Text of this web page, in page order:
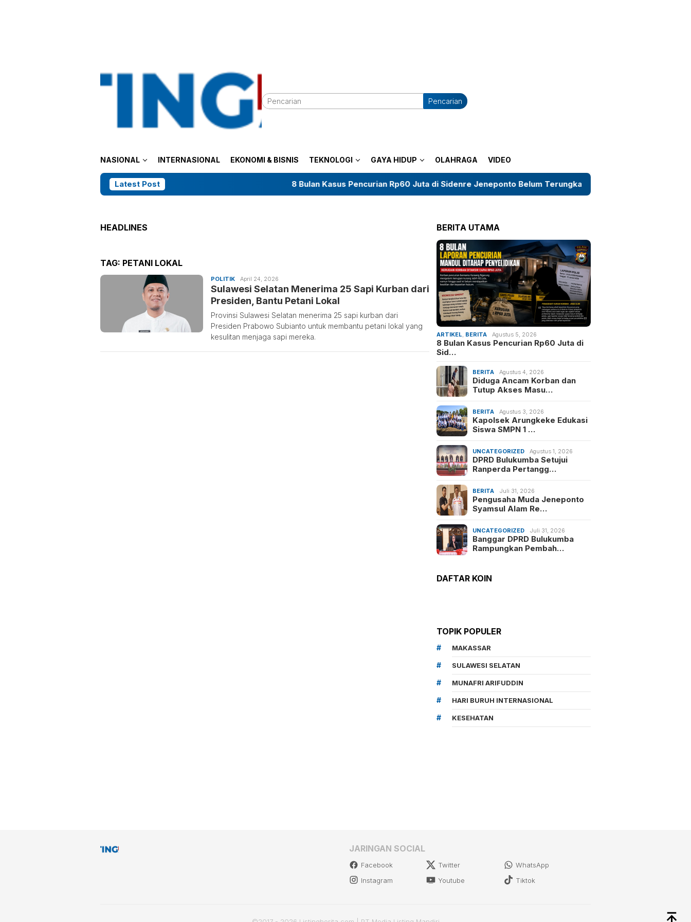
Pencarian
NASIONAL INTERNASIONAL EKONOMI & BISNIS TEKNOLOGI GAYA HIDUP OLAHRAGA VIDEO
Latest Post 8 Bulan Kasus Pencurian Rp60 Juta di Sidenre Jeneponto Belum Terungkap, Korban Pertanyakan
HEADLINES
TAG: PETANI LOKAL
POLITIK April 24, 2026
Sulawesi Selatan Menerima 25 Sapi Kurban dari
Presiden, Bantu Petani Lokal
Provinsi Sulawesi Selatan menerima 25 sapi kurban dari
Presiden Prabowo Subianto untuk membantu petani lokal yang
kesulitan menjaga sapi mereka.
BERITA UTAMA
ARTIKEL BERITA Agustus 5, 2026
8 Bulan Kasus Pencurian Rp60 Juta di
Sid…
BERITA Agustus 4, 2026
Diduga Ancam Korban dan
Tutup Akses Masu…
BERITA Agustus 3, 2026
Kapolsek Arungkeke Edukasi
Siswa SMPN 1 …
UNCATEGORIZED Agustus 1, 2026
DPRD Bulukumba Setujui
Ranperda Pertangg…
BERITA Juli 31, 2026
Pengusaha Muda Jeneponto
Syamsul Alam Re…
UNCATEGORIZED Juli 31, 2026
Banggar DPRD Bulukumba
Rampungkan Pembah…
DAFTAR KOIN
TOPIK POPULER
MAKASSAR
SULAWESI SELATAN
MUNAFRI ARIFUDDIN
HARI BURUH INTERNASIONAL
KESEHATAN
JARINGAN SOCIAL
Facebook Twitter
WhatsApp
Instagram
Youtube Tiktok